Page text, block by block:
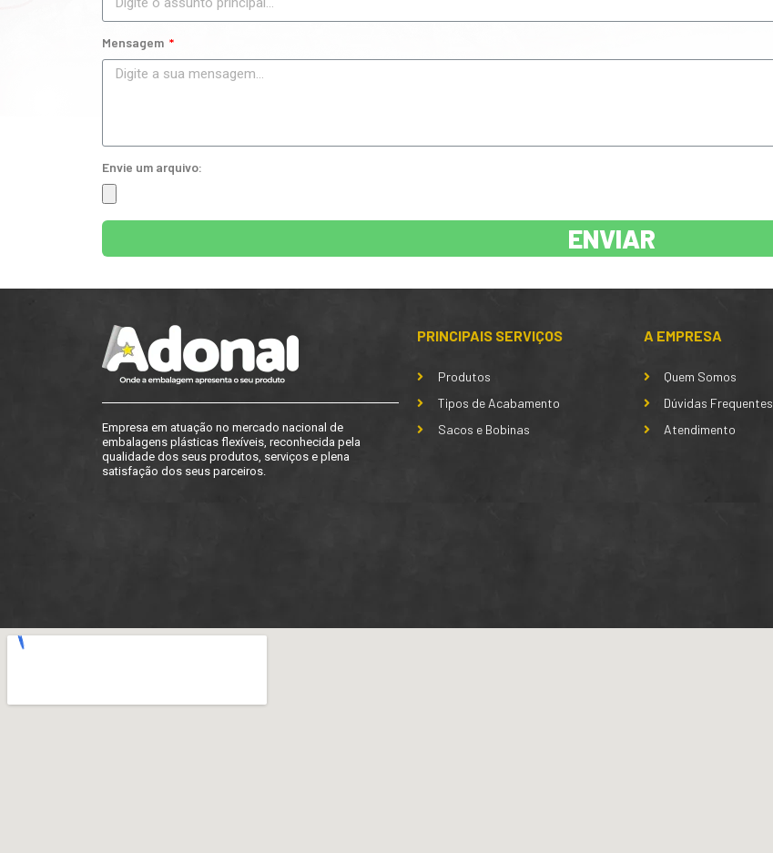
Mensagem
Envie um arquivo:
ENVIAR
Empresa em atuação no mercado nacional de
embalagens plásticas flexíveis, reconhecida pela
qualidade dos seus produtos, serviços e plena
satisfação dos seus parceiros.
PRINCIPAIS SERVIÇOS
Produtos
Tipos de Acabamento
Sacos e Bobinas
A EMPRESA
Quem Somos
Dúvidas Frequentes
Atendimento